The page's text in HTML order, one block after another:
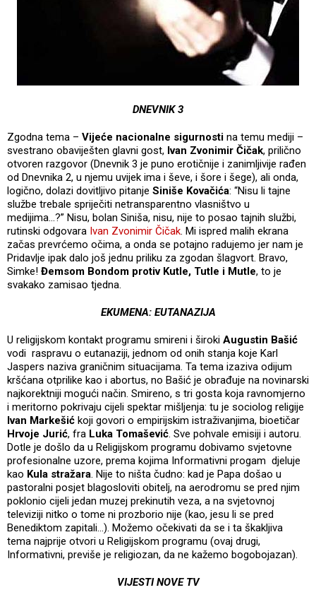
DNEVNIK 3
Zgodna tema – Vijeće nacionalne sigurnosti na temu mediji –
svestrano obaviješten glavni gost, Ivan Zvonimir Čičak, prilično
otvoren razgovor (Dnevnik 3 je puno erotičnije i zanimljivije rađen
od Dnevnika 2, u njemu uvijek ima i ševe, i šore i šege), ali onda,
logično, dolazi dovitljivo pitanje Siniše Kovačića: “Nisu li tajne
službe trebale spriječiti netransparentno vlasništvo u
medijima…?” Nisu, bolan Siniša, nisu, nije to posao tajnih službi,
rutinski odgovara Ivan Zvonimir Čičak. Mi ispred malih ekrana
začas prevrćemo očima, a onda se potajno radujemo jer nam je
Pridavlje ipak dalo još jednu priliku za zgodan šlagvort. Bravo,
Simke! Đemsom Bondom protiv Kutle, Tutle i Mutle, to je
svakako zamisao tjedna.
EKUMENA: EUTANAZIJA
U religijskom kontakt programu smireni i široki Augustin Bašić
vodi raspravu o eutanaziji, jednom od onih stanja koje Karl
Jaspers naziva graničnim situacijama. Ta tema izaziva odijum
kršćana otprilike kao i abortus, no Bašić je obrađuje na novinarski
najkorektniji mogući način. Smireno, s tri gosta koja ravnomjerno
i meritorno pokrivaju cijeli spektar mišljenja: tu je sociolog religije
Ivan Markešić koji govori o empirijskim istraživanjima, bioetičar
Hrvoje Jurić, fra Luka Tomašević. Sve pohvale emisiji i autoru.
Dotle je došlo da u Religijskom programu dobivamo svjetovne
profesionalne uzore, prema kojima Informativni progam djeluje
kao Kula stražara. Nije to ništa čudno: kad je Papa došao u
pastoralni posjet blagosloviti obitelj, na aerodromu se pred njim
poklonio cijeli jedan muzej prekinutih veza, a na svjetovnoj
televiziji nitko o tome ni prozborio nije (kao, jesu li se pred
Benediktom zapitali…). Možemo očekivati da se i ta škakljiva
tema najprije otvori u Religijskom programu (ovaj drugi,
Informativni, previše je religiozan, da ne kažemo bogobojazan).
VIJESTI NOVE TV